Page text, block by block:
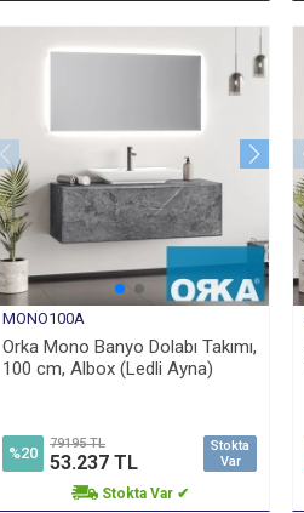
MONO100A
Orka Mono Banyo Dolabı Takımı,
100 cm, Albox (Ledli Ayna)
%20
Stokta
Var
79195 TL
53.237 TL
Stokta Var ✔